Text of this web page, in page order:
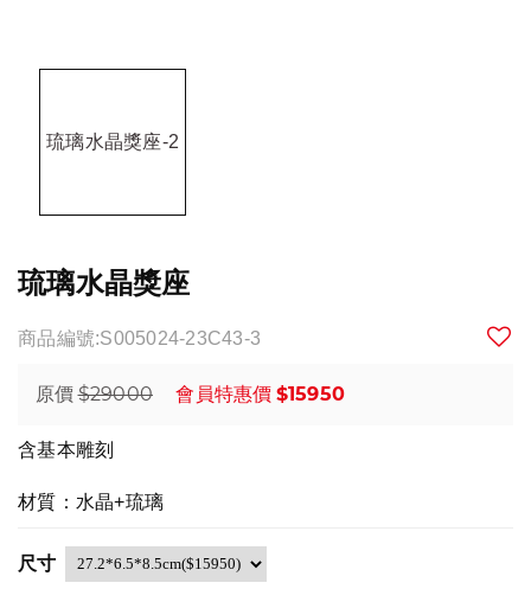
琉璃水晶獎座
商品編號:S005024-23C43-3
原價 $29000 會員特惠價 $15950
含基本雕刻
材質：水晶+琉璃
尺寸